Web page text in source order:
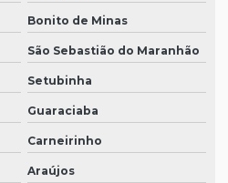
Bonito de Minas
São Sebastião do Maranhão
Setubinha
Guaraciaba
Carneirinho
Araújos